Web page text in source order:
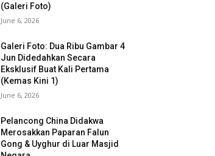
(Galeri Foto)
June 6, 2026
Galeri Foto: Dua Ribu Gambar 4
Jun Didedahkan Secara
Eksklusif Buat Kali Pertama
(Kemas Kini 1)
June 6, 2026
Pelancong China Didakwa
Merosakkan Paparan Falun
Gong & Uyghur di Luar Masjid